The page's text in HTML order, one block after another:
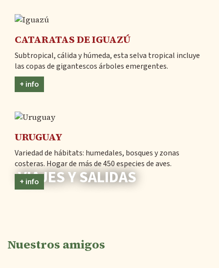
VIAJES Y SALIDAS
CATARATAS DE IGUAZÚ
Subtropical, cálida y húmeda, esta selva tropical incluye
las copas de gigantescos árboles emergentes.
+ info
URUGUAY
Variedad de hábitats: humedales, bosques y zonas
costeras. Hogar de más de 450 especies de aves.
+ info
Nuestros amigos